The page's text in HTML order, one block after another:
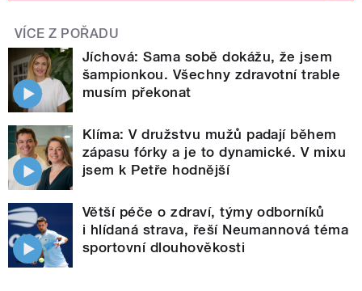
VÍCE Z POŘADU
Jíchová: Sama sobě dokážu, že jsem
šampionkou. Všechny zdravotní trable
musím překonat
Klíma: V družstvu mužů padají během
zápasu fórky a je to dynamické. V mixu
jsem k Petře hodnější
Větší péče o zdraví, týmy odborníků
i hlídaná strava, řeší Neumannová téma
sportovní dlouhověkosti